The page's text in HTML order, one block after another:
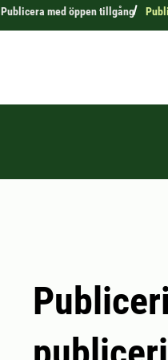
Publicera med öppen tillgång